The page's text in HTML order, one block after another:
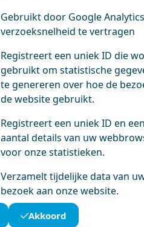
Gebruikt door Google
verzoeksnelheid te vertragen
Registreert een uniek ID die
gebruikt om statistische
te genereren over hoe de
de website gebruikt.
Registreert een uniek ID en
aantal details van uw
voor onze statistieken.
Verzamelt tijdelijke data van
bezoek aan onze website.
Akkoord